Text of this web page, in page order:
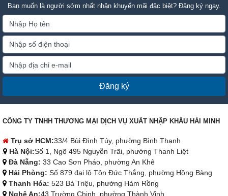
Bạn muốn là người sớm nhất nhận khuyến mãi đặc biệt? Đăng ký ngay.
Đăng ký
CÔNG TY TNHH THƯƠNG MẠI DỊCH VỤ XUẤT NHẬP KHẨU HẢI MINH
Trụ sở HCM:33/4 Bùi Đình Túy, phường Bình Thạnh
Hà Nội:Số 1, Ngõ 495 Nguyễn Trãi, phường Thanh Liệt
Đà Nẵng: 33 Cao Sơn Pháo, phường An Khê
Hải Phòng: Số 879 đại lộ Tôn Đức Thắng, phường Hồng Bàng
Thanh Hóa: 523 Bà Triệu, phường Hàm Rồng
Nghệ An:43 Trường Chinh, phường Thành Vinh